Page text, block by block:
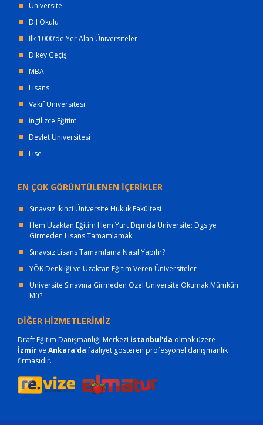
Üniversite
Dil Okulu
İlk 1000’de Yer Alan Üniversiteler
Dikey Geçiş
MBA
Lisans
Vakıf Üniversitesi
İngilizce Eğitim
Devlet Üniversitesi
Lise
EN ÇOK GÖRÜNTÜLENEN İÇERİKLER
Sınavsız İkinci Üniversite Hukuk Fakültesi
Hem Uzaktan Eğitim Hem Yurt Dışında Üniversite: Dgs'ye
Girmeden Lisans Tamamlamak
Sınavsız Lisans Tamamlama Nasıl Yapılır?
YÖK Denkliği ve Uzaktan Eğitim Veren Üniversiteler
Üniversite Sınavına Girmeden Özel Üniversite Okumak Mümkün
Mü?
DİĞER HİZMETLERİMİZ
Draft Eğitim Danışmanlığı Merkezi İstanbul'da olmak üzere
İzmirve Ankara'dafaaliyet gösteren profesyonel danışmanlık
firmasıdır.